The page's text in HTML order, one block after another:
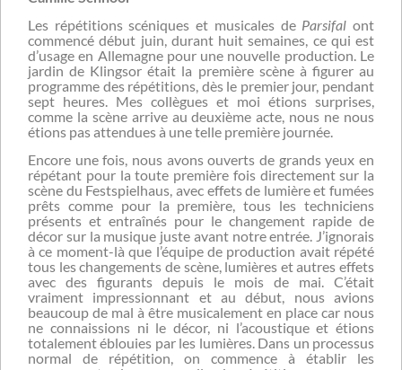
Les répétitions scéniques et musicales de Parsifalont
commencé début juin, durant huit semaines, ce qui est
d’usage en Allemagne pour une nouvelle production. Le
jardin de Klingsor était la première scène à figurer au
programme des répétitions, dès le premier jour, pendant
sept heures. Mes collègues et moi étions surprises,
comme la scène arrive au deuxième acte, nous ne nous
étions pas attendues à une telle première journée.
Encore une fois, nous avons ouverts de grands yeux en
répétant pour la toute première fois directement sur la
scène du Festspielhaus, avec effets de lumière et fumées
prêts comme pour la première, tous les techniciens
présents et entraînés pour le changement rapide de
décor sur la musique juste avant notre entrée. J’ignorais
à ce moment-là que l’équipe de production avait répété
tous les changements de scène, lumières et autres effets
avec des figurants depuis le mois de mai. C’était
vraiment impressionnant et au début, nous avions
beaucoup de mal à être musicalement en place car nous
ne connaissions ni le décor, ni l’acoustique et étions
totalement éblouies par les lumières. Dans un processus
normal de répétition, on commence à établir les